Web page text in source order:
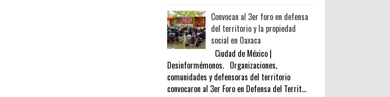
Convocan al 3er foro en defensa
del territorio y la propiedad
social en Oaxaca
Ciudad de México |
Desinformémonos. Organizaciones,
comunidades y defensoras del territorio
convocaron al 3er Foro en Defensa del Territ...